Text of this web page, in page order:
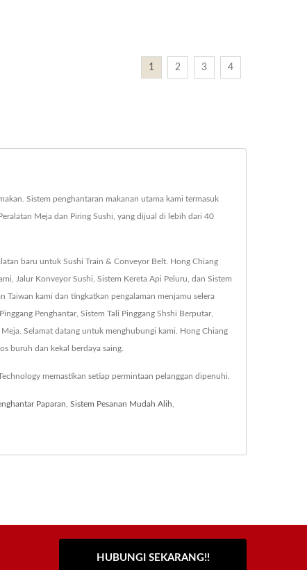
1 2 3 4
Sistem penghantaran makanan utama kami termasuk
Meja dan Piring Sushi, yang dijual di lebih dari 40
baru untuk Sushi Train & Conveyor Belt. Hong Chiang
Jalur Konveyor Sushi, Sistem Kereta Api Peluru, dan Sistem
Taiwan kami dan tingkatkan pengalaman menjamu selera
Penghantar, Sistem Tali Pinggang Shshi Berputar,
Selamat datang untuk menghubungi kami. Hong Chiang
buruh dan kekal berdaya saing.
memastikan setiap permintaan pelanggan dipenuhi.
Paparan Sistem Pesanan Mudah Alih
HUBUNGI SEKARANG!!